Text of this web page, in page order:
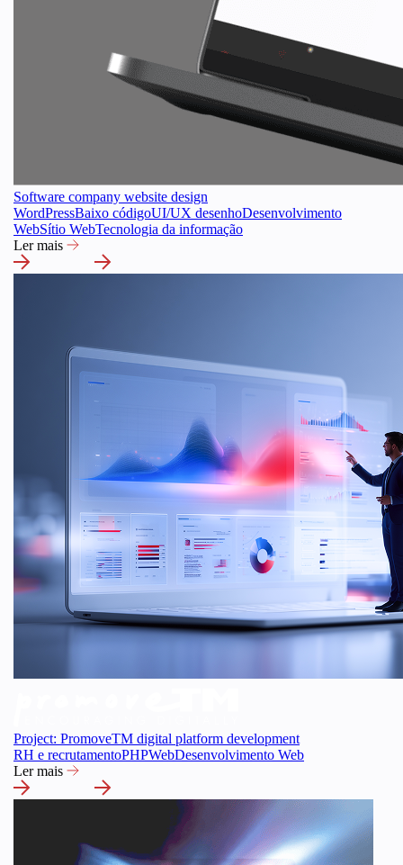
Software company website design
WordPressBaixo códigoUI/UX desenhoDesenvolvimento
WebSítio WebTecnologia da informação
Ler mais
Project: PromoveTM digital platform development
RH e recrutamentoPHPWebDesenvolvimento Web
Ler mais